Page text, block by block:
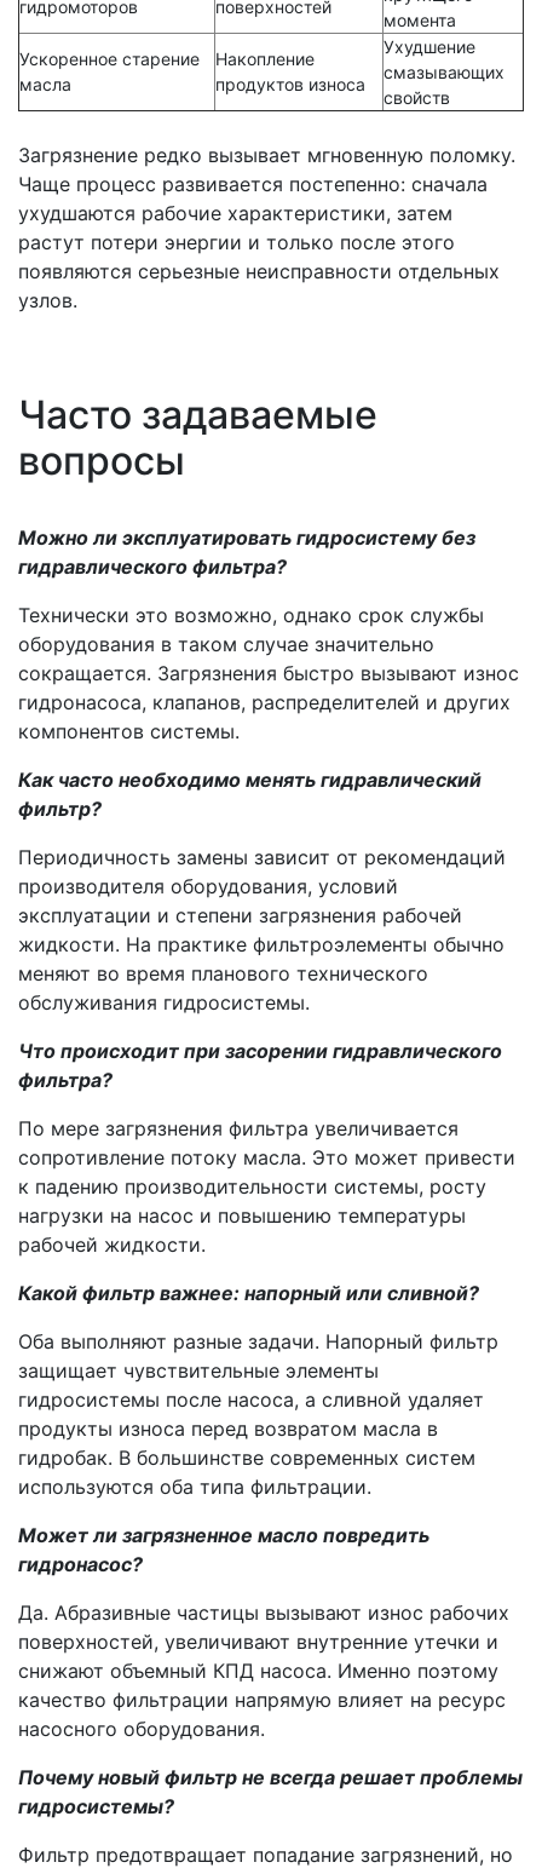
гидромоторов поверхностей
момента
Ускоренное старение
масла
Накопление
продуктов износа
Ухудшение
смазывающих
свойств
Загрязнение редко вызывает мгновенную поломку.
Чаще процесс развивается постепенно: сначала
ухудшаются рабочие характеристики, затем
растут потери энергии и только после этого
появляются серьезные неисправности отдельных
узлов.
Часто задаваемые
вопросы
Можно ли эксплуатировать гидросистему без
гидравлического фильтра?
Технически это возможно, однако срок службы
оборудования в таком случае значительно
сокращается. Загрязнения быстро вызывают износ
гидронасоса, клапанов, распределителей и других
компонентов системы.
Как часто необходимо менять гидравлический
фильтр?
Периодичность замены зависит от рекомендаций
производителя оборудования, условий
эксплуатации и степени загрязнения рабочей
жидкости. На практике фильтроэлементы обычно
меняют во время планового технического
обслуживания гидросистемы.
Что происходит при засорении гидравлического
фильтра?
По мере загрязнения фильтра увеличивается
сопротивление потоку масла. Это может привести
к падению производительности системы, росту
нагрузки на насос и повышению температуры
рабочей жидкости.
Какой фильтр важнее: напорный или сливной?
Оба выполняют разные задачи. Напорный фильтр
защищает чувствительные элементы
гидросистемы после насоса, а сливной удаляет
продукты износа перед возвратом масла в
гидробак. В большинстве современных систем
используются оба типа фильтрации.
Может ли загрязненное масло повредить
гидронасос?
Да. Абразивные частицы вызывают износ рабочих
поверхностей, увеличивают внутренние утечки и
снижают объемный КПД насоса. Именно поэтому
качество фильтрации напрямую влияет на ресурс
насосного оборудования.
Почему новый фильтр не всегда решает проблемы
гидросистемы?
Фильтр предотвращает попадание загрязнений, но